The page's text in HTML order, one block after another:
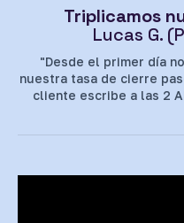
Triplicamos
Lucas G.
"Desde el primer día
nuestra tasa de cierre
cliente escribe a las 2